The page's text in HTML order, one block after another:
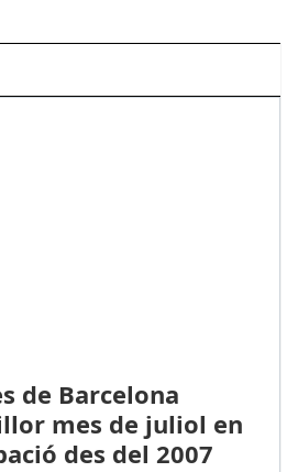
de Barcelona
mes de juliol en
des del 2007